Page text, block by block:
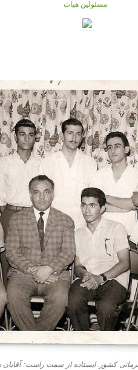
مسئولین هیات
کشور. ايستاده از سمت راست: آقایان